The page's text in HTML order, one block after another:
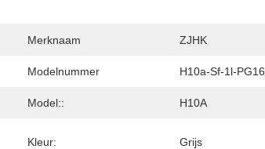
Merknaam ZJHK
Modelnummer H10a-Sf-1l-PG16
Model:: H10A
Kleur: Grijs